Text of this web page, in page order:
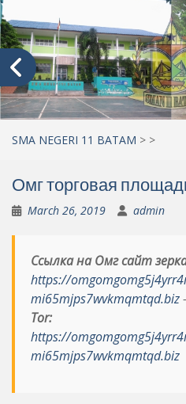
SMA NEGERI 11 BATAM > >
Омг торговая
March 26, 2019 admin
Ссылка на Омг сайт
https://
mi65mjps7wvkmqmtqd.biz
Tor:
https://
mi65mjps7wvkmqmtqd.biz